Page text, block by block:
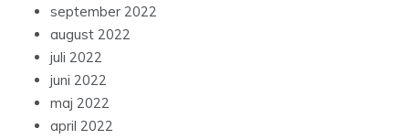
september 2022
august 2022
juli 2022
juni 2022
maj 2022
april 2022